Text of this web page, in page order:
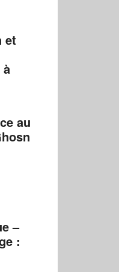
et
à
au
–
: